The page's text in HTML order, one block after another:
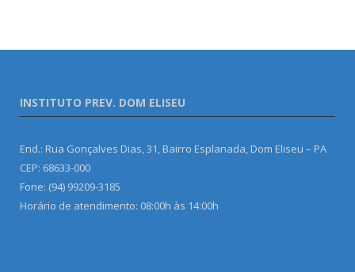
INSTITUTO PREV. DOM ELISEU
End.: Rua Gonçalves Dias, 31, Bairro Esplanada, Dom Eliseu – PA
CEP: 68633-000
Fone: (94) 99209-3185
Horário de atendimento: 08:00h às 14:00h